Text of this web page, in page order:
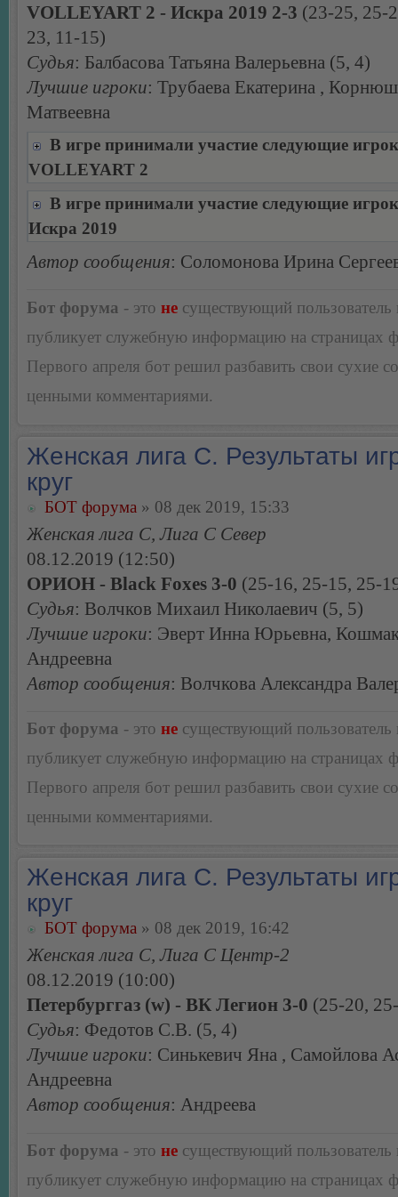
VOLLEYART 2 - Искра 2019 2-3 (23-25, 25-
23, 11-15)
Судья: Балбасова Татьяна Валерьевна (5, 4)
Лучшие игроки: Трубаева Екатерина ,
Матвеевна
В игре принимали участие следующие
VOLLEYART 2
В игре принимали участие следующие
Искра 2019
Автор сообщения: Соломонова Ирина
Бот форума - это не существующий пользователь
публикует служебную информацию на страницах
Первого апреля бот решил разбавить свои сухие
ценными комментариями.
Женская лига С. Результаты
круг
БОТ форума » 08 дек 2019, 15:33
Женская лига С, Лига С Север
08.12.2019 (12:50)
ОРИОН - Black Foxes 3-0 (25-16, 25-15, 25-
Судья: Волчков Михаил Николаевич (5, 5)
Лучшие игроки: Эверт Инна Юрьевна,
Андреевна
Автор сообщения: Волчкова Александра
Бот форума - это не существующий пользователь
публикует служебную информацию на страницах
Первого апреля бот решил разбавить свои сухие
ценными комментариями.
Женская лига С. Результаты
круг
БОТ форума » 08 дек 2019, 16:42
Женская лига С, Лига С Центр-2
08.12.2019 (10:00)
Петербурггаз (w) - ВК Легион 3-0 (25-20,
Судья: Федотов С.В. (5, 4)
Лучшие игроки: Синькевич Яна , Самойлова
Андреевна
Автор сообщения: Андреева
Бот форума - это не существующий пользователь
публикует служебную информацию на страницах